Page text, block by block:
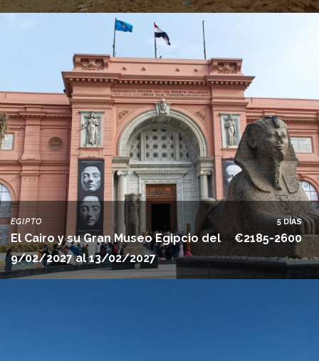
EGIPTO
El Cairo y su Gran Museo Egipcio del
9/02/2027 al 13/02/2027
5 DÍAS
€2185-2600